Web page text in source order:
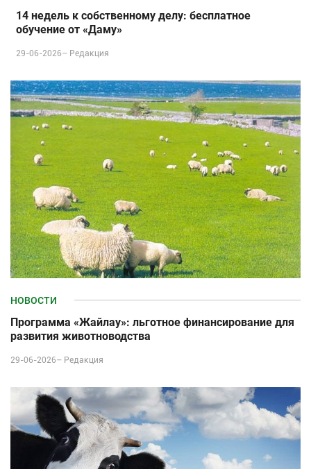
14 недель к собственному делу: бесплатное
обучение от «Даму»
29-06-2026– Редакция
НОВОСТИ
Программа «Жайлау»: льготное финансирование для
развития животноводства
29-06-2026– Редакция